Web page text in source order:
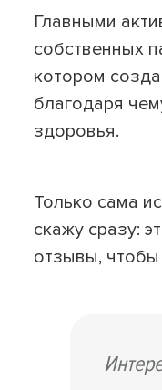
Главными
собственных
котором
благодаря
здоровья.
Только сама
скажу сразу:
отзывы, чтобы